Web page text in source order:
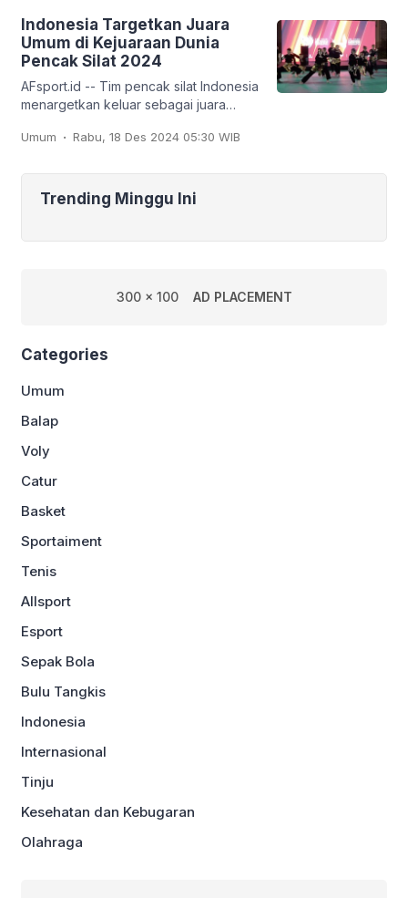
Indonesia Targetkan Juara
Umum di Kejuaraan Dunia
Pencak Silat 2024
AFsport.id -- Tim pencak silat Indonesia
menargetkan keluar sebagai juara
Silat ke-20 dan Kejuaraan Dunia
Umum . Rabu, 18 Des 2024 05:30 WIB
Trending Minggu Ini
300 x 100 AD PLACEMENT
Categories
Umum
Balap
Voly
Catur
Basket
Sportaiment
Tenis
Allsport
Esport
Sepak Bola
Bulu Tangkis
Indonesia
Internasional
Tinju
Kesehatan dan Kebugaran
Olahraga